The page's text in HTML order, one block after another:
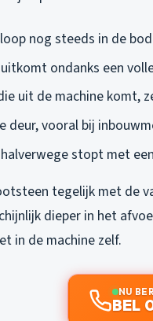
nog steeds in de
ondanks een
uit de machine komt,
deur, vooral bij
halverwege stopt met
tegelijk met de
dieper in het
in de machine zelf.
NU
BEL